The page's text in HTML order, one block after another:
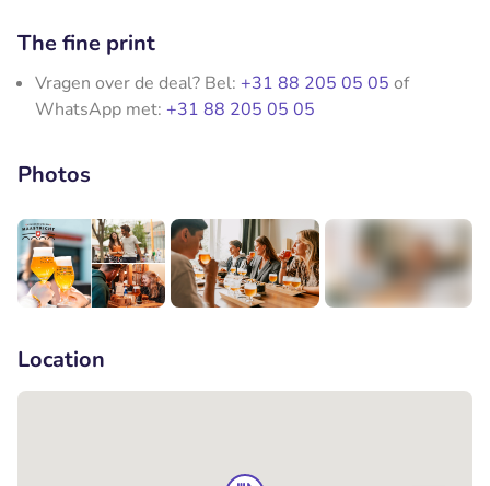
The fine print
Vragen over de deal? Bel: +31 88 205 05 05 of
WhatsApp met: +31 88 205 05 05
Photos
Location